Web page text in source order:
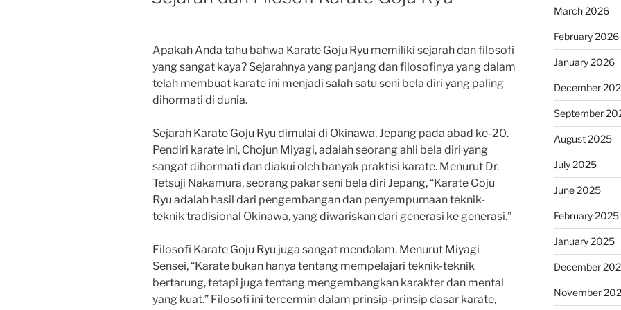
Apakah Anda tahu bahwa Karate Goju Ryu memiliki sejarah dan filosofi
yang sangat kaya? Sejarahnya yang panjang dan filosofinya yang dalam
telah membuat karate ini menjadi salah satu seni bela diri yang paling
dihormati di dunia.
Sejarah Karate Goju Ryu dimulai di Okinawa, Jepang pada abad ke-20.
Pendiri karate ini, Chojun Miyagi, adalah seorang ahli bela diri yang
sangat dihormati dan diakui oleh banyak praktisi karate. Menurut Dr.
Tetsuji Nakamura, seorang pakar seni bela diri Jepang, “Karate Goju
Ryu adalah hasil dari pengembangan dan penyempurnaan teknik-
teknik tradisional Okinawa, yang diwariskan dari generasi ke generasi.”
Filosofi Karate Goju Ryu juga sangat mendalam. Menurut Miyagi
Sensei, “Karate bukan hanya tentang mempelajari teknik-teknik
bertarung, tetapi juga tentang mengembangkan karakter dan mental
yang kuat.” Filosofi ini tercermin dalam prinsip-prinsip dasar karate,
March 2026
February 2026
January 2026
December
September
August 2025
July 2025
June 2025
February 2025
January 2025
December
November